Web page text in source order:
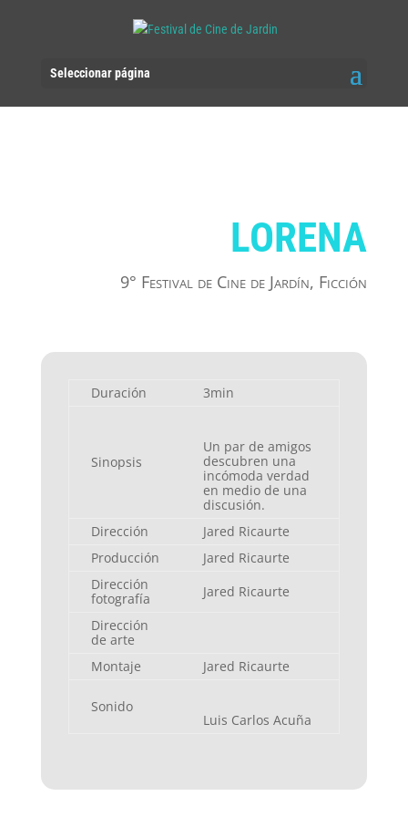
Seleccionar página
LORENA
9° Festival de Cine de Jardín, Ficción
Duración 3min
Sinopsis
Un par de amigos
descubren una
incómoda verdad
en medio de una
discusión.
Dirección
Jared Ricaurte
Producción
Jared Ricaurte
Dirección
fotografía
Jared Ricaurte
Dirección
de arte
Montaje
Jared Ricaurte
Sonido
Luis Carlos Acuña